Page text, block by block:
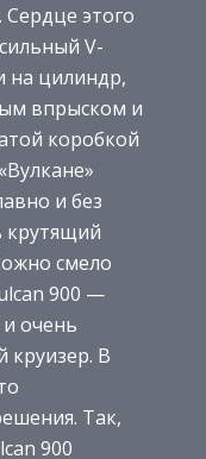
этого
V-
на цилиндр,
впрыском и
коробкой
и без
крутящий
смело
900 —
очень
круизер. В
Так,
900